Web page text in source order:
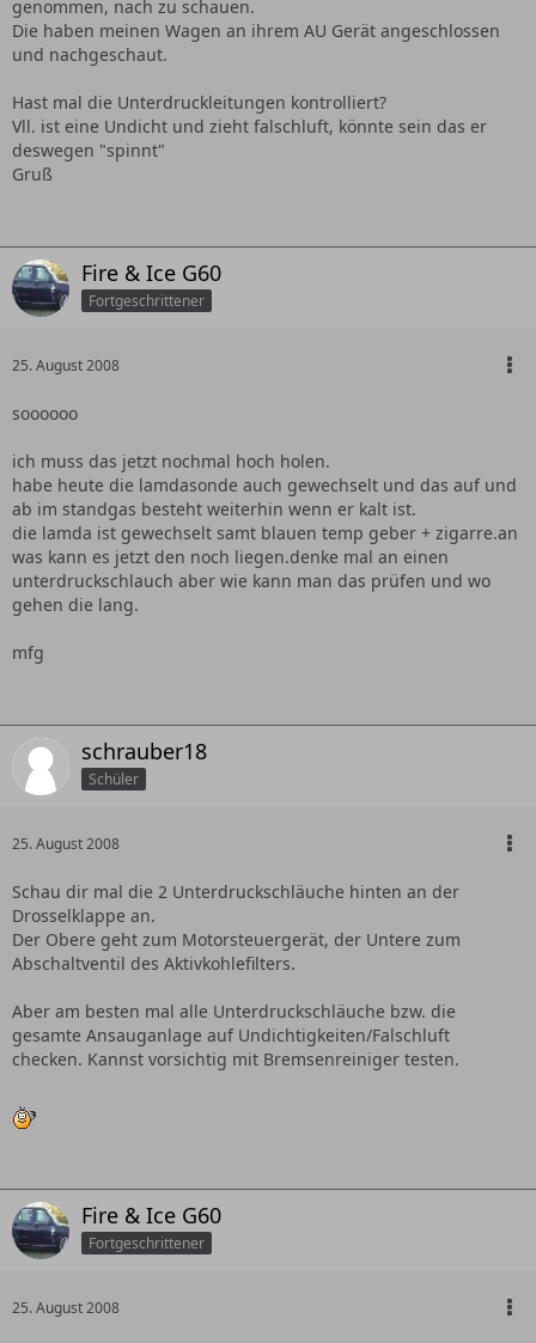
genommen, nach zu schauen.
Die haben meinen Wagen an ihrem AU Gerät angeschlossen
und nachgeschaut.
Hast mal die Unterdruckleitungen kontrolliert?
Vll. ist eine Undicht und zieht falschluft, könnte sein das er
deswegen "spinnt"
Gruß
Fire & Ice G60
Fortgeschrittener
25. August 2008
soooooo
ich muss das jetzt nochmal hoch holen.
habe heute die lamdasonde auch gewechselt und das auf und
ab im standgas besteht weiterhin wenn er kalt ist.
die lamda ist gewechselt samt blauen temp geber + zigarre.an
was kann es jetzt den noch liegen.denke mal an einen
unterdruckschlauch aber wie kann man das prüfen und wo
gehen die lang.
mfg
schrauber18
Schüler
25. August 2008
Schau dir mal die 2 Unterdruckschläuche hinten an der
Drosselklappe an.
Der Obere geht zum Motorsteuergerät, der Untere zum
Abschaltventil des Aktivkohlefilters.
Aber am besten mal alle Unterdruckschläuche bzw. die
gesamte Ansauganlage auf Undichtigkeiten/Falschluft
checken. Kannst vorsichtig mit Bremsenreiniger testen.
Fire & Ice G60
Fortgeschrittener
25. August 2008